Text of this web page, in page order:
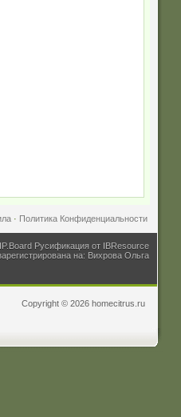
Политика Конфиденциальности
·
Русификация от IBResource
на: Вихрова Ольга
Copyright © 2026 homecitrus.ru